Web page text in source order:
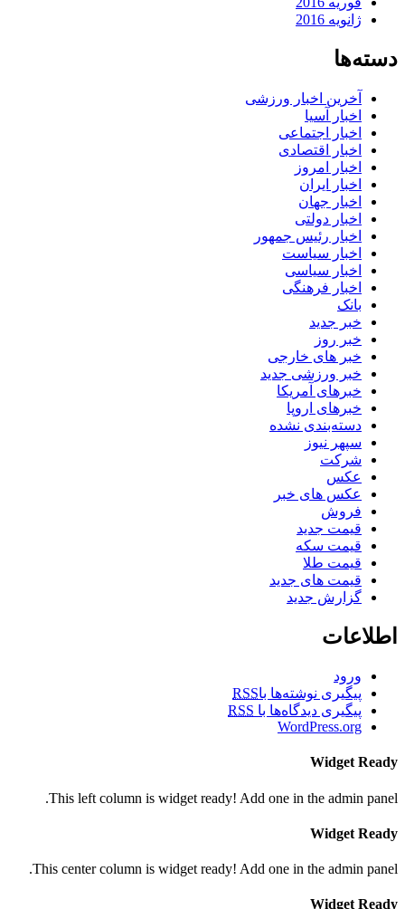
ژانویه 2016
دسته‌ها
آخرین اخبار ورزشی
اخبار آسیا
اخبار اجتماعی
اخبار اقتصادی
اخبار امروز
اخبار ایران
اخبار جهان
اخبار دولتی
اخبار رئیس جمهور
اخبار سیاست
اخبار سیاسی
اخبار فرهنگی
بانک
خبر جدید
خبر روز
خبر های خارجی
خبر ورزشی جدید
خبرهای آمریکا
خبرهای اروپا
دسته‌بندی نشده
سپهر نیوز
شرکت
عکس
عکس های خبر
فروش
قیمت جدید
قیمت سکه
قیمت طلا
قیمت های جدید
گزارش جدید
اطلاعات
ورود
پیگیری نوشته‌ها باRSS
پیگیری دیدگاه‌ها با RSS
WordPress.org
Widget Ready
This left column is widget ready! Add one in the admin panel.
Widget Ready
This center column is widget ready! Add one in the admin panel.
Widget Ready